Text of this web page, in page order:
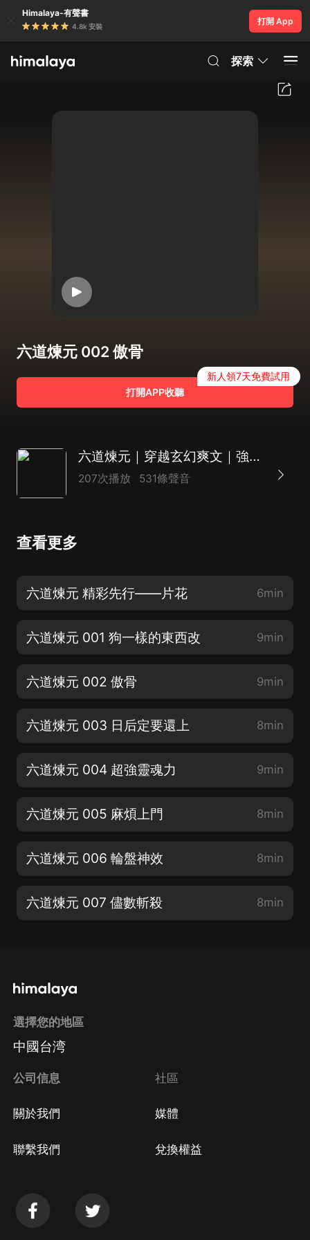
Himalaya-有聲書
4.8k 安裝
打開 App
探索
六道煉元 002 傲骨
打開APP收聽
新人領7天免費試用
六道煉元｜穿越玄幻爽文｜強勢逆襲｜黑幫大佬在異世
207次播放 531條聲音
查看更多
六道煉元 精彩先行——片花 6min
六道煉元 001 狗一樣的東西改 9min
六道煉元 002 傲骨 9min
六道煉元 003 日后定要還上 8min
六道煉元 004 超強靈魂力 9min
六道煉元 005 麻煩上門 8min
六道煉元 006 輪盤神效 8min
六道煉元 007 儘數斬殺 8min
選擇您的地區
中國台湾
公司信息
關於我們
聯繫我們
社區
媒體
兌換權益